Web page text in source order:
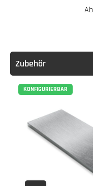
3. Verschrauben
Ab
Zubehör
KONFIGURIERBAR